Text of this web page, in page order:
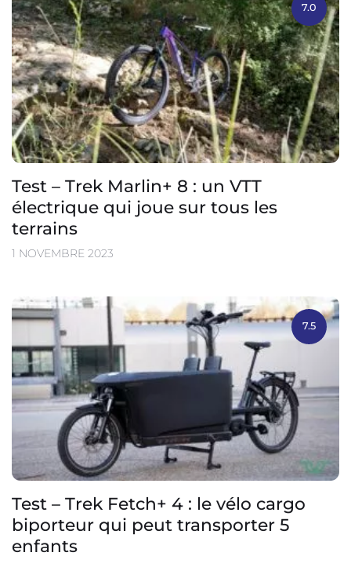
7.0
Test – Trek Marlin+ 8 : un VTT
électrique qui joue sur tous les
terrains
1 NOVEMBRE 2023
7.5
Test – Trek Fetch+ 4 : le vélo cargo
biporteur qui peut transporter 5
enfants